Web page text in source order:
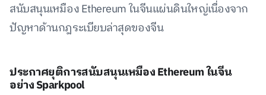
สนับสนุนเหมือง Ethereum ในจีนแผ่นดินใหญ่เนื่องจาก
ปัญหาด้านกฎระเบียบล่าสุดของจีน
ประกาศยุติการสนับสนุนเหมือง Ethereum ในจีน
อย่าง Sparkpool